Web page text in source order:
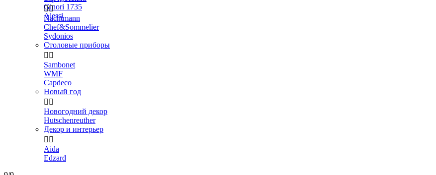
Ginori 1735
Alessi

Nachtmann
Chef&Sommelier
Sydonios
Столовые приборы
 
Sambonet
WMF
Capdeco
Новый год
 
Новогодний декор
Hutschenreuther
Декор и интерьер
 
Aida
Edzard